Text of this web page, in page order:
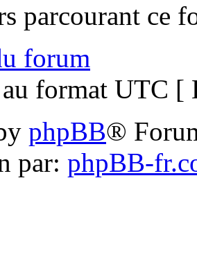
parcourant ce
forum
format UTC [
phpBB®
par: phpBB-